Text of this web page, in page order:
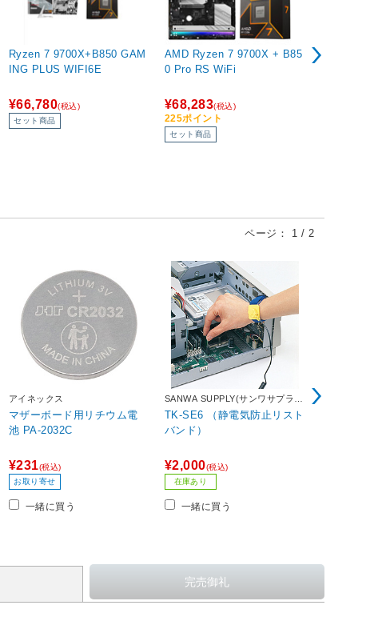
Ryzen 7 9700X+B850 GAM
ING PLUS WIFI6E
¥66,780(税込)
セット商品
AMD Ryzen 7 9700X + B85
0 Pro RS WiFi
¥68,283(税込)
225ポイント
セット商品
AMD
ページ： 1 / 2
アイネックス
マザーボード用リチウム電
池 PA-2032C
¥231(税込)
お取り寄せ
一緒に買う
SANWA SUPPLY(サンワサプラ
イ)
TK-SE6 （静電気防止リスト
バンド）
¥2,000(税込)
在庫あり
一緒に買う
カスタム